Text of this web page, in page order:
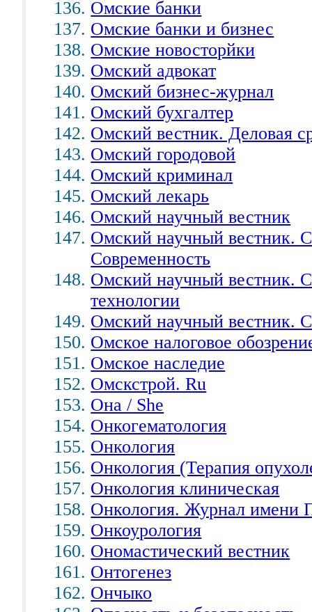
Омские банки
Омские банки и бизнес
Омские новосторйки
Омский адвокат
Омский бизнес-журнал
Омский бухгалтер
Омский вестник. Деловая
Омский городовой
Омский криминал
Омский лекарь
Омский научный вестник
Омский научный вестник.
Современность
Омский научный вестник.
технологии
Омский научный вестник.
Омское налоговое
Омское наследие
Омскстрой. Ru
Она / She
Онкогематология
Онкология
Онкология (Терапия
Онкология клиническая
Онкология. Журнал имени
Онкоурология
Ономастический вестник
Онтогенез
Ончыко